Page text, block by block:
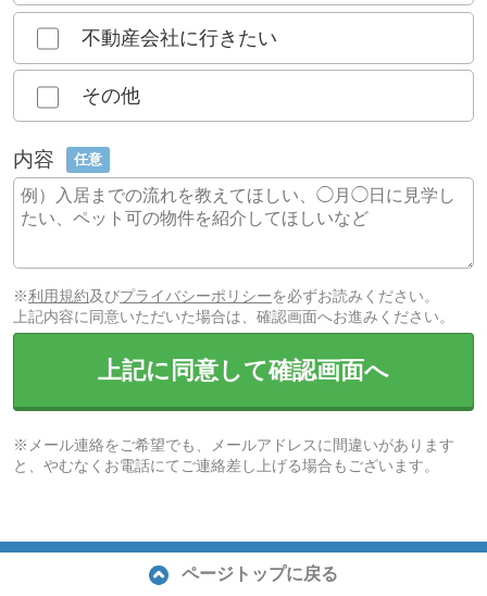
不動産会社に行きたい
その他
内容 任意
※利用規約及びプライバシーポリシーを必ずお読みください。
上記内容に同意いただいた場合は、確認画面へお進みください。
上記に同意して確認画面へ
※メール連絡をご希望でも、メールアドレスに間違いがあります
と、やむなくお電話にてご連絡差し上げる場合もございます。
ページトップに戻る